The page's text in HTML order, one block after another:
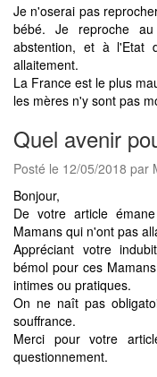
Je n'oserai pas
bébé. Je reproche
abstention, et à l'Etat
allaitement.
La France est le plus
les mères n'y sont pas
Quel avenir
Posté le 12/05/2018 par
Bonjour,
De votre article
Mamans qui n'ont pas
Appréciant votre
bémol pour ces
intimes ou pratiques.
On ne naît pas
souffrance.
Merci pour votre
questionnement.